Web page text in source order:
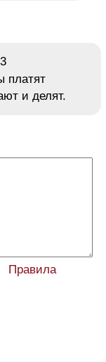
платят
и делят.
Правила